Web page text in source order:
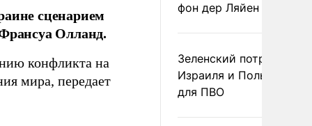
сценарием
Олланд.
конфликта на
мира, передает
фон дер Ляйен
Зеленский потребовал
Израиля и Польши
для ПВО